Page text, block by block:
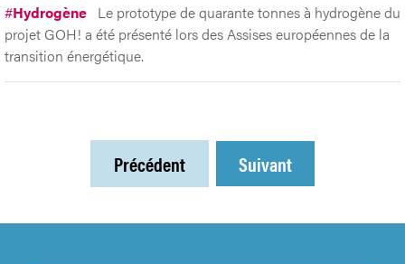
#Hydrogène Le prototype de quarante tonnes à hydrogène du
projet GOH! a été présenté lors des Assises européennes de la
transition énergétique.
Précédent Suivant